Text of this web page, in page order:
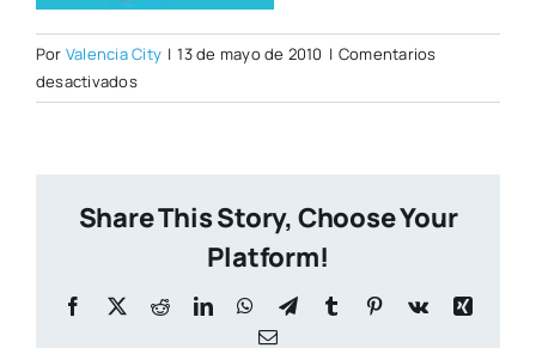
Por Valencia City | 13 de mayo de 2010 | Comentarios
desactivadosen
cartel-
Share This Story, Choose Your
Platform!
Facebook
X RedditLinkedInWhatsApp
TelegramTumblr Pinterest
Vk
Xing
Correo